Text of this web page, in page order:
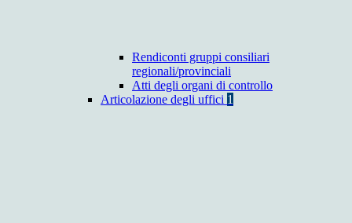
Rendiconti gruppi consiliari
regionali/provinciali
Atti degli organi di controllo
Articolazione degli uffici 1